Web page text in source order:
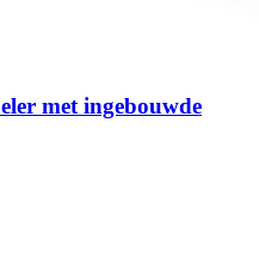
met ingebouwde